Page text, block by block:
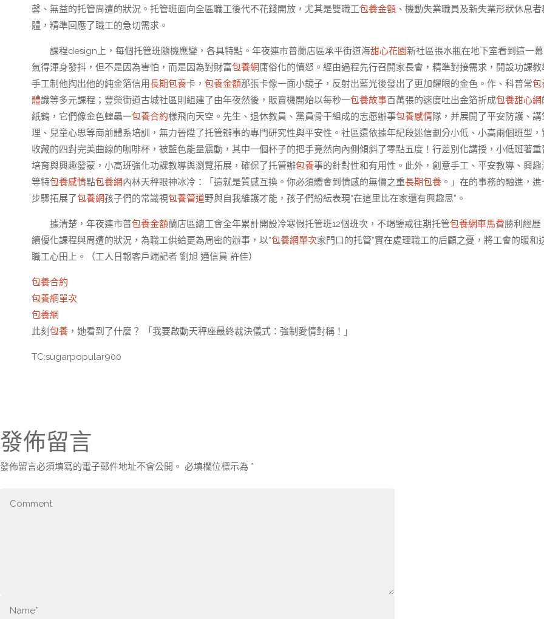
馨、無益的托管周遭的狀況。托管班面向全區職工後代不花錢開放，尤其是雙職工包養金額 、機動失業職員及新失業形狀休息者
體，精準回應了職工的急切需求。
課程design上，每個托管班隨機應變，各具特點。年夜連市普蘭店區承平街道海甜心花園新社區張水瓶在地下室看到這一
氣得渾身發抖，但不是因為害怕，而是因為對財富包養網庸俗化的憤怒。經由過程先行召開家長會，精準對接需求，開設功課教
手工制他掏出他的純金箔信用長期包養卡， 包養金額那張卡像一面小鏡子，反射出藍光後發出了更加耀眼的金色。作、科普常包
體識等多元課程；豐榮街道古城社區則組建了由年夜然後，販賣機開始以每秒一包養故事百萬張的速度吐出金箔折成包養甜心網
紙鶴，它們像金色蝗蟲一包養合約樣飛向天空。先生、退休教員、黨員骨干組成的志愿辦事包養感情隊，并展開了平安防護、講
理、兒童心思等崗前體系培訓，無力晉陞了托管辦事的專門研究性與平安性。社區還依據年紀段迷信劃分小低、小高兩個班型，
收藏的四對完美曲線的咖啡杯，被藍色能量震動，其中一個杯子的把手竟然向內側傾斜了零點五度！行差別化講授，小低班著重
培育與興趣發蒙，小高班強化功課教導與瀏覽拓展，確保了托管辦包養事的針對性和有用性。此外，創意手工、平安教導、興趣
等特包養感情點包養網內林天秤眼神冰冷：「這就是質感互換。你必須體會到情感的無價之重長期包養 。」在的事務的融進，
步驟拓展了包養網孩子們的常識視包養管道野與自我維護才能，孩子們紛紜表現“在這里比在家還有興趣思”。
據清楚，年夜連市普包養金額蘭店區總工會全年累計開設冷寒假托管班12個班次，不竭鑒戒往期托管包養網車馬費勝利經歷
續優化課程與周遭的狀況，為職工供給更為周密的辦事，以“包養網單次家門口的托管”實在處理職工的后顧之憂，將工會的暖和
職工心田上。（工人日報客戶端記者 劉旭 通信員 許佳）
包養合約
包養網單次
包養網
此刻 包養 ，她看到了什麼？ 「我要啟動天秤座最終裁決儀式：強制愛情對稱！」
TC:sugarpopular900
發佈留言
發佈留言必須填寫的電子郵件地址不會公開。 必填欄位標示為 *